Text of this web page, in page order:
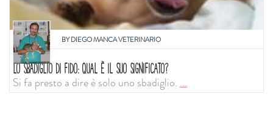
BYDIEGO MANCA VETERINARIO
LO SBADIGLIO DI FIDO: QUAL È IL SUO SIGNIFICATO?
Si fa presto a dire è solo uno sbadiglio....